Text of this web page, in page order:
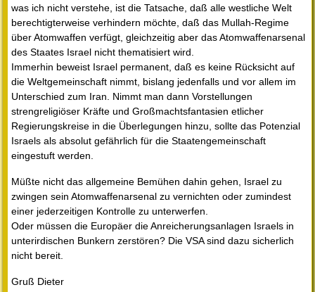
was ich nicht verstehe, ist die Tatsache, daß alle westliche Welt
berechtigterweise verhindern möchte, daß das Mullah-Regime
über Atomwaffen verfügt, gleichzeitig aber das Atomwaffenarsenal
des Staates Israel nicht thematisiert wird.
Immerhin beweist Israel permanent, daß es keine Rücksicht auf
die Weltgemeinschaft nimmt, bislang jedenfalls und vor allem im
Unterschied zum Iran. Nimmt man dann Vorstellungen
strengreligiöser Kräfte und Großmachtsfantasien etlicher
Regierungskreise in die Überlegungen hinzu, sollte das Potenzial
Israels als absolut gefährlich für die Staatengemeinschaft
eingestuft werden.
Müßte nicht das allgemeine Bemühen dahin gehen, Israel zu
zwingen sein Atomwaffenarsenal zu vernichten oder zumindest
einer jederzeitigen Kontrolle zu unterwerfen.
Oder müssen die Europäer die Anreicherungsanlagen Israels in
unterirdischen Bunkern zerstören? Die VSA sind dazu sicherlich
nicht bereit.
Gruß Dieter